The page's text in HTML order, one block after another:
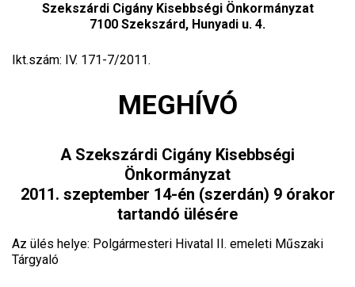
Szekszárdi Cigány Kisebbségi Önkormányzat
7100 Szekszárd, Hunyadi u. 4.
Ikt.szám: IV. 171-7/2011.
MEGHÍVÓ
A Szekszárdi Cigány Kisebbségi
Önkormányzat
2011. szeptember 14-én (szerdán) 9 órakor
tartandó ülésére
Az ülés helye: Polgármesteri Hivatal II. emeleti Műszaki
Tárgyaló